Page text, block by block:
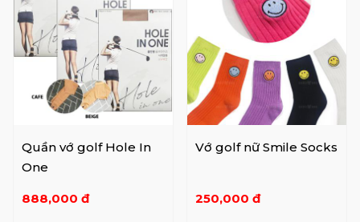
Quần vớ golf Hole In
One
888,000 đ
Vớ golf nữ Smile Socks
250,000 đ